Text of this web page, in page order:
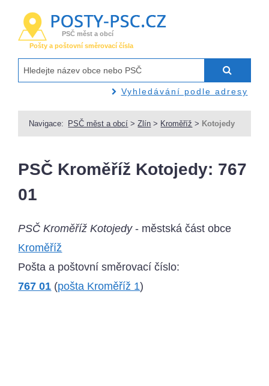
PSČ měst a obcí
Pošty a poštovní směrovací čísla
Vyhledávání podle adresy
Navigace: PSČ měst a obcí >Zlín > Kroměříž > Kotojedy
PSČ Kroměříž Kotojedy: 767
01
PSČ Kroměříž Kotojedy- městská část obce
Kroměříž
Pošta a poštovní směrovací číslo:
767 01 (pošta Kroměříž 1)